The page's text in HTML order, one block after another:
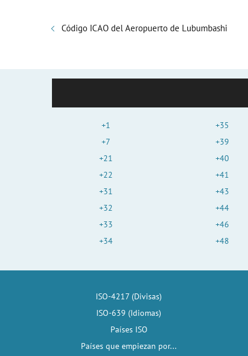
Código ICAO del Aeropuerto de Lubumbashi
+1
+7
+21
+22
+31
+32
+33
+34
+35
+39
+40
+41
+43
+44
+46
+48
ISO-4217 (Divisas)
ISO-639 (Idiomas)
Países ISO
Países que empiezan por...